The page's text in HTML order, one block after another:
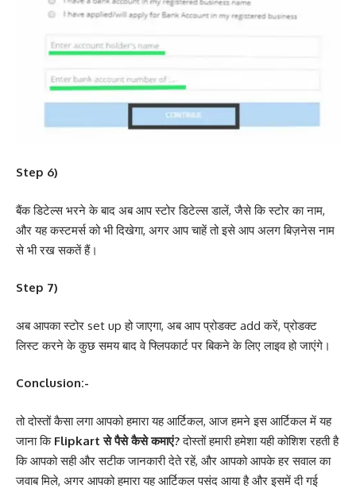
Step 6)
बैंक डिटेल्स भरने के बाद अब आप स्टोर डिटेल्स डालें, जैसे कि स्टोर का नाम,
और यह कस्टमर्स को भी दिखेगा, अगर आप चाहें तो इसे आप अलग बिज़नेस नाम
से भी रख सकतें हैं।
Step 7)
अब आपका स्टोर set up हो जाएगा, अब आप प्रोडक्ट add करें, प्रोडक्ट
लिस्ट करने के कुछ समय बाद वे फ्लिपकार्ट पर बिकने के लिए लाइव हो जाएंगे।
Conclusion:-
तो दोस्तों कैसा लगा आपको हमारा यह आर्टिकल, आज हमने इस आर्टिकल में यह
जाना कि Flipkart से पैसे कैसे कमाएं?दोस्तों हमारी हमेशा यही कोशिश रहती है
कि आपको सही और सटीक जानकारी देते रहें, और आपको आपके हर सवाल का
जवाब मिले, अगर आपको हमारा यह आर्टिकल पसंद आया है और इसमें दी गई